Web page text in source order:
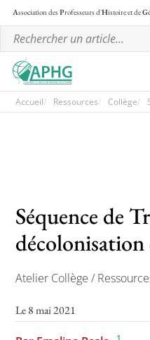
Association desProfesseurs d'Histoire et deG
Lettre
L’APHG
Accueil Ressources Collège
Séquence de
décolonisation
Atelier Collège /
Le 8 mai 2021